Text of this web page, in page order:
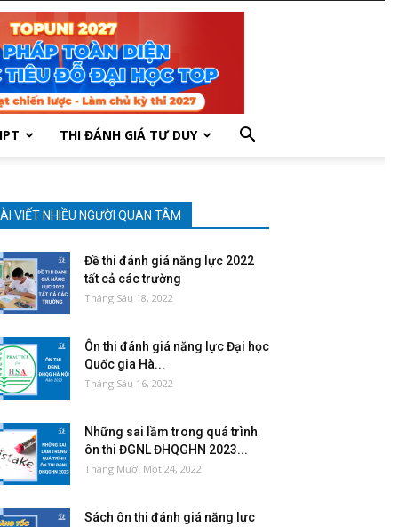
THI ĐÁNH GIÁ TƯ DUY
VIẾT NHIỀU NGƯỜI QUAN TÂM
Đề thi đánh giá năng lực 2022
tất cả các trường
Tháng Sáu 18, 2022
Ôn thi đánh giá năng lực Đại học
Quốc gia Hà...
Tháng Sáu 16, 2022
Những sai lầm trong quá trình
ôn thi ĐGNL ĐHQGHN 2023...
Tháng Mười Một 24, 2022
Sách ôn thi đánh giá năng lực